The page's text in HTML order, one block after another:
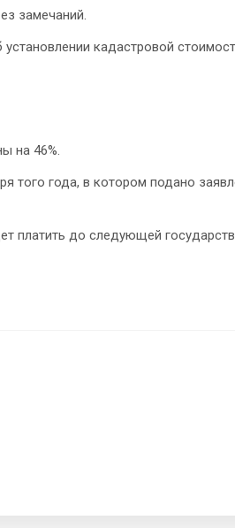
замечаний.
кадастровой
на 46%.
того года, в котором подано
платить до следующей